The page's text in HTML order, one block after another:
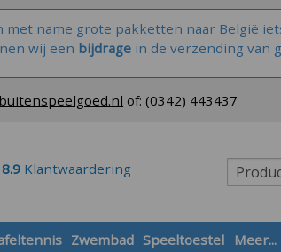
name grote pakketten naar België
wij een bijdragein de verzending van
of:(0342) 443437
8.9Klantwaardering
Zoek
Zwembad Speeltoestel Meer...